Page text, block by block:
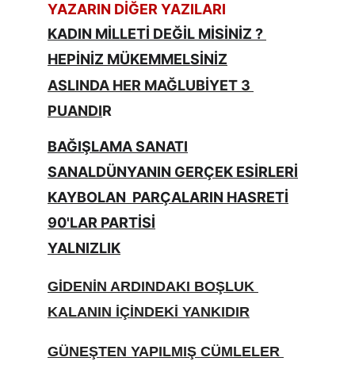
YAZARIN DİĞER YAZILARI
ASLINDA HER MAĞLUBİYET 3
PUANDIR
BAĞIŞLAMA SANATI
SANALDÜNYANIN GERÇEK ESİRLERİ
KAYBOLAN  PARÇALARIN HASRETİ
90'LAR PARTİSİ
YALNIZLIK
KADIN MİLLETİ DEĞİL MİSİNİZ ?
HEPİNİZ MÜKEMMELSİNİZ
GİDENİN ARDINDAKI BOŞLUK
KALANIN İÇİNDEKİ YANKIDIR
GÜNEŞTEN YAPILMIŞ CÜMLELER